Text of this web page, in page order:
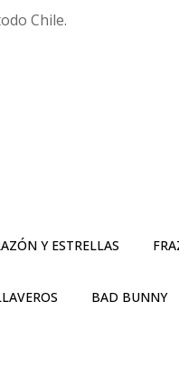
Chile.
Y ESTRELLAS
BAD BUNNY